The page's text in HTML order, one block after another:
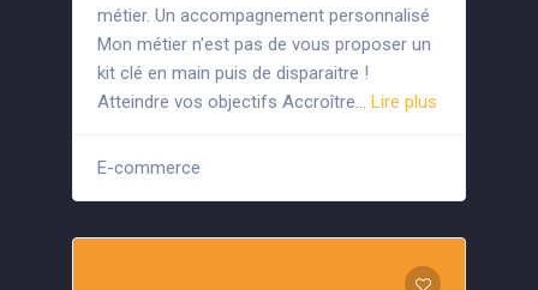
métier. Un accompagnement personnalisé
Mon métier n'est pas de vous proposer un
kit clé en main puis de disparaitre !
Atteindre vos objectifs Accroître… Lire plus
E-commerce